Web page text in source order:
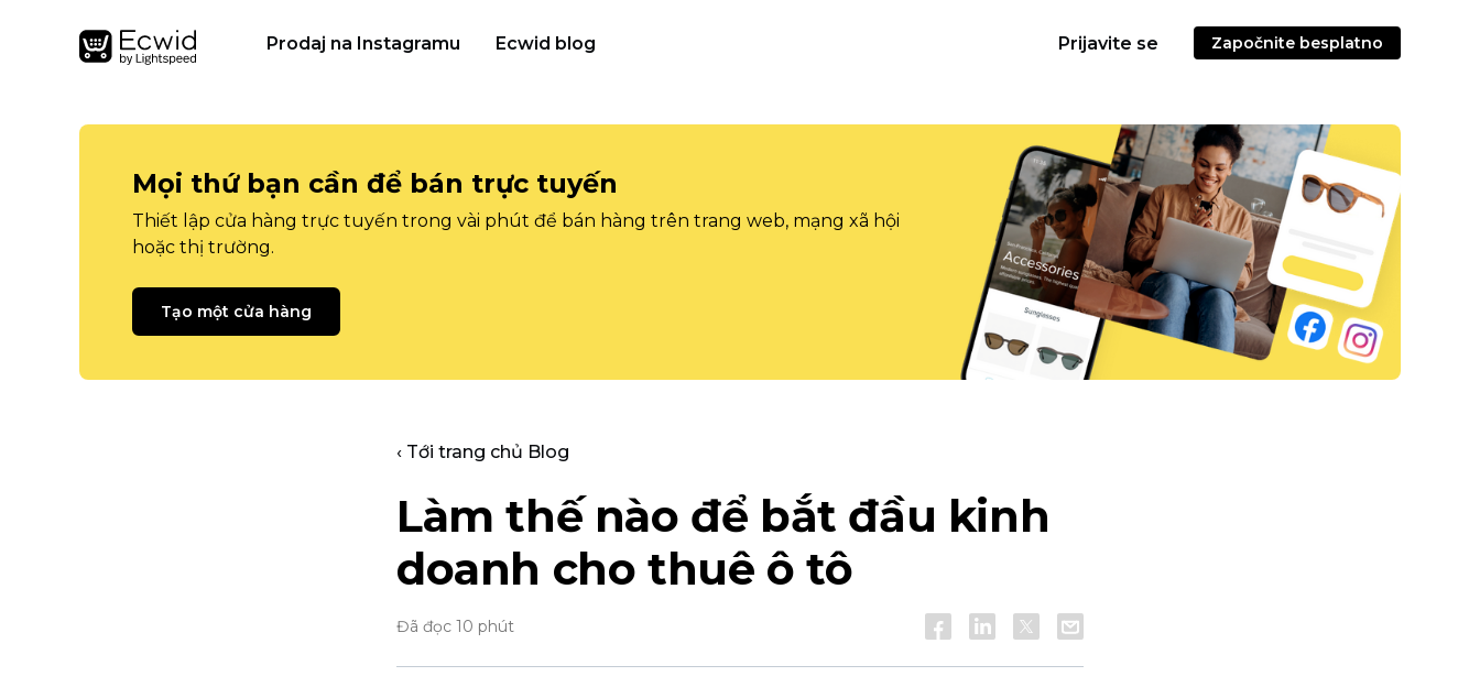
Prodaj na Instagramu Ecwid blog Prijavite se Započnite besplatno
Mọi thứ bạn cần để bán trực tuyến
Thiết lập cửa hàng trực tuyến trong vài phút để bán hàng trên trang web, mạng xã hội
hoặc thị trường.
Tạo một cửa hàng
‹ Tới trang chủ Blog
Làm thế nào để bắt đầu kinh
doanh cho thuê ô tô
Đã đọc 10 phút